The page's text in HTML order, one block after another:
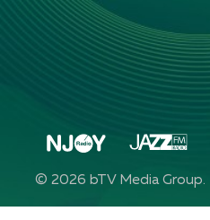
© 2026 bTV Media Group.